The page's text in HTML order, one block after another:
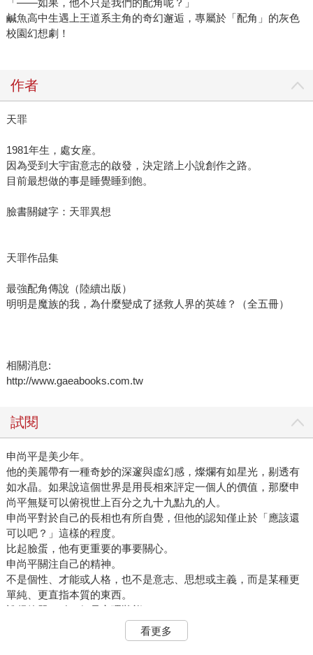
「——如果，他不只是我們的配角呢？」
鹹魚高中生遇上王道系主角的奇幻邂逅，專屬於「配角」的灰色
校園幻想劇！
作者
天罪
1981年生，處女座。
因為受到大宇宙意志的啟發，決定踏上小說創作之路。
目前最想做的事是睡覺睡到飽。
臉書關鍵字：天罪異想
天罪作品集
最強配角傳說（陸續出版）
明明是魔族的我，為什麼變成了拯救人界的英雄？（全五冊）
相關消息:
http://www.gaeabooks.com.tw
試閱
申尚平是美少年。
他的美麗帶有一種奇妙的深邃與虛幻感，燦爛有如星光，剔透有
如水晶。如果說這個世界是用長相來評定一個人的價值，那麼申
尚平無疑可以俯視世上百分之九十九點九的人。
申尚平對於自己的長相也有所自覺，但他的認知僅止於「應該還
可以吧？」這樣的程度。
比起臉蛋，他有更重要的事要關心。
申尚平關注自己的精神。
不是個性、才能或人格，也不是意志、思想或主義，而是某種更
單純、更直指本質的東西。
說得簡單一點，便是心理狀態。
自己是從什麼時候開始覺得世界不對勁的呢？打工結束後，申尚
平一邊拖著因疲倦而沉重的腳步，一邊詢問自己。每次獨處時，
看更多